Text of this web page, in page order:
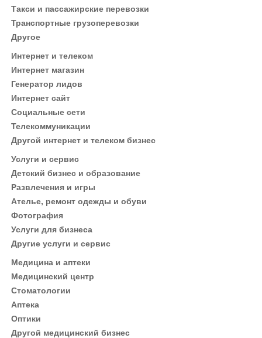
Такси и пассажирские перевозки
Транспортные грузоперевозки
Другое
Интернет и телеком
Интернет магазин
Генератор лидов
Интернет сайт
Социальные сети
Телекоммуникации
Другой интернет и телеком бизнес
Услуги и сервис
Детский бизнес и образование
Развлечения и игры
Ателье, ремонт одежды и обуви
Фотография
Услуги для бизнеса
Другие услуги и сервис
Медицина и аптеки
Медицинский центр
Стоматологии
Аптека
Оптики
Другой медицинский бизнес